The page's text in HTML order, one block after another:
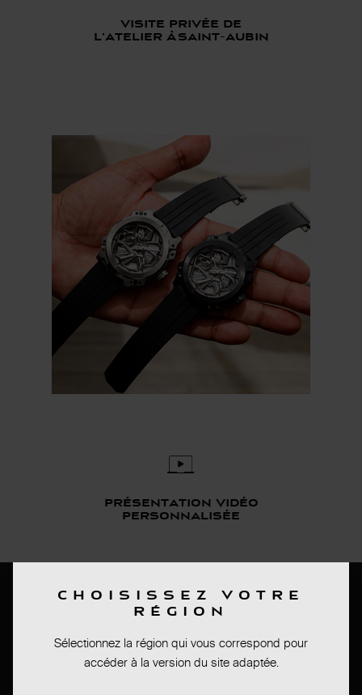
Visite privée de
l’atelier à saint-aubin
présentation vidéo
personnalisée
PRESS ROOM
CONDITIONS DE VENTES
CHOISISSEZ VOTRE
RÉGION
Sélectionnez la région qui vous correspond pour
accéder à la version du site adaptée.